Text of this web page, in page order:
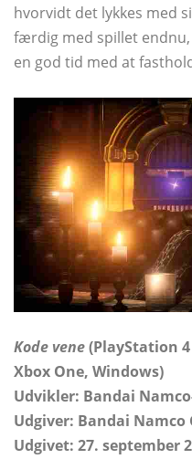
hvorvidt det lykkes med
færdig med spillet
en god tid med at
Kode vene(PlayStation
Xbox One, Windows)
Udvikler: Bandai
Udgiver: Bandai Namco
Udgivet: 27. september